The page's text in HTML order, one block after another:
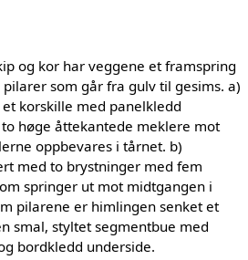
og kor har veggene et framspring
som går fra gulv til gesims. a)
korskille med panelkledd
høge åttekantede meklere mot
oppbevares i tårnet. b)
med to brystninger med fem
springer ut mot midtgangen i
pilarene er himlingen senket et
smal, styltet segmentbue med
bordkledd underside.